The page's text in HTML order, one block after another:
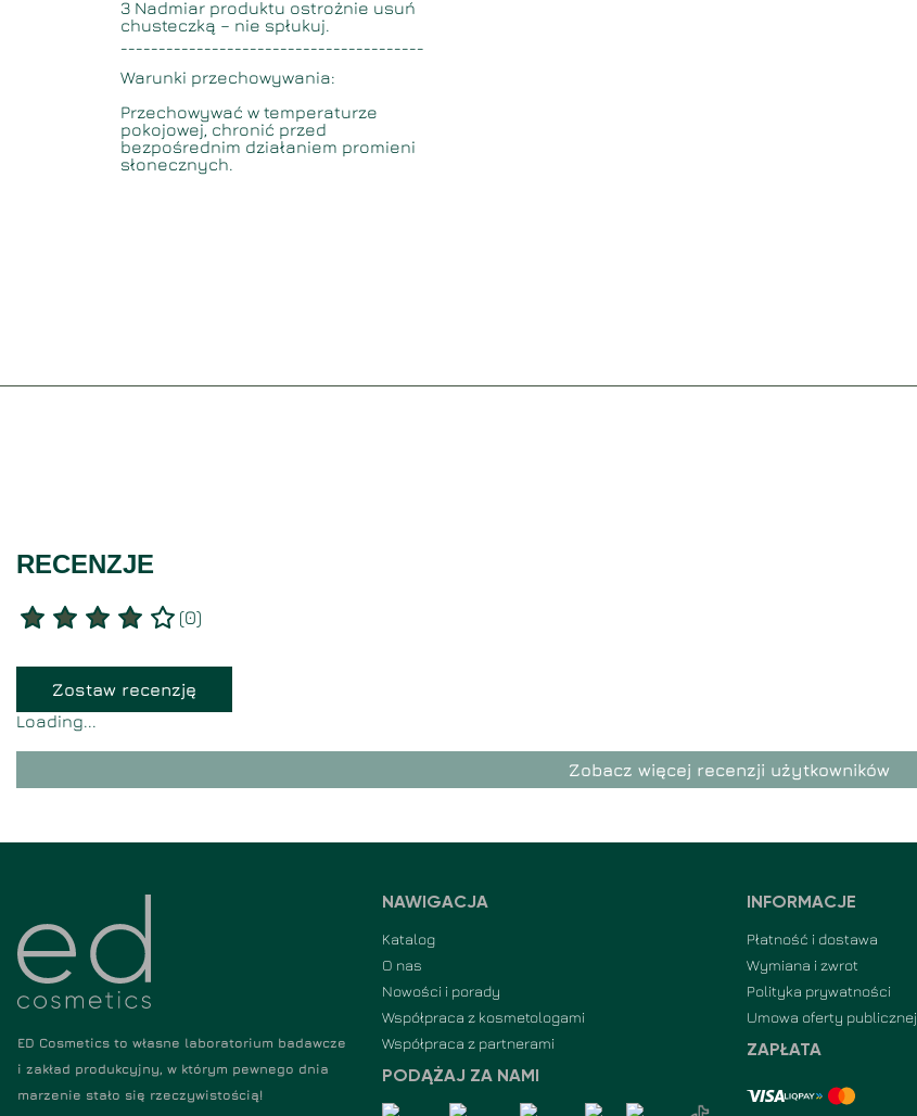
3️ Nadmiar produktu ostrożnie usuń
chusteczką – nie spłukuj.
________________________________________
Warunki przechowywania:
Przechowywać w temperaturze
pokojowej, chronić przed
bezpośrednim działaniem promieni
słonecznych.
RECENZJE
(0)
Zostaw recenzję
Loading...
Zobacz więcej recenzji użytkowników
ED Cosmetics to własne laboratorium badawcze
i zakład produkcyjny, w którym pewnego dnia
marzenie stało się rzeczywistością!
NAWIGACJA
Katalog
O nas
Nowości i porady
Współpraca z kosmetologami
Współpraca z partnerami
PODĄŻAJ ZA NAMI
INFORMACJE
Płatność i dostawa
Wymiana i zwrot
Polityka prywatności
Umowa oferty publicznej
ZAPŁATA